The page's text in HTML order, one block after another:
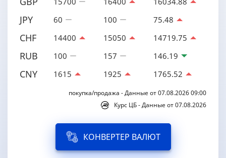
JPY 60 100 75.48
CHF 14400 15050 14719.75
RUB 100 157 146.19
CNY 1615 1925 1765.52
покупка/продажа - Данные от 07.08.2026 09:00
Курс ЦБ - Данные от 07.08.2026
КОНВЕРТЕР ВАЛЮТ